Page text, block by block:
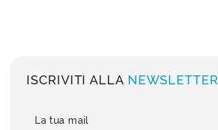
ISCRIVITI ALLA NEWSLETTER